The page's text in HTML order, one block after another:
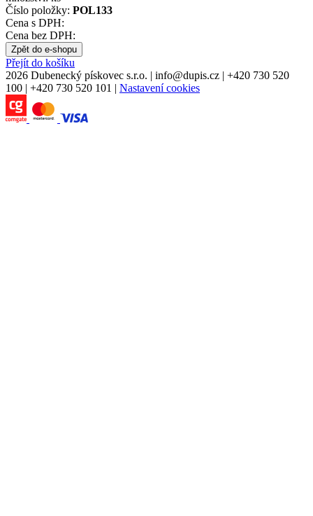
Číslo položky: POL133
Cena s DPH:
Cena bez DPH:
Zpět do e-shopu
Přejít do košíku
2026 Dubenecký pískovec s.r.o. | info@dupis.cz | +420 730 520
100 | +420 730 520 101 | Nastavení cookies